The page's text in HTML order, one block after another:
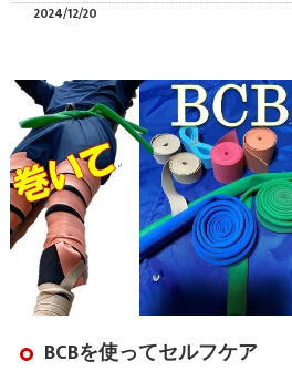
2024/12/20
BCBを使ってセルフケア